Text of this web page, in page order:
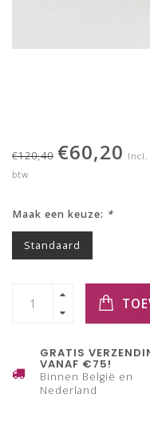
€120,40 €60,20 Incl.
btw
Maak een keuze: *
Standaard
GRATIS
VANAF €75!
Binnen België en
Nederland